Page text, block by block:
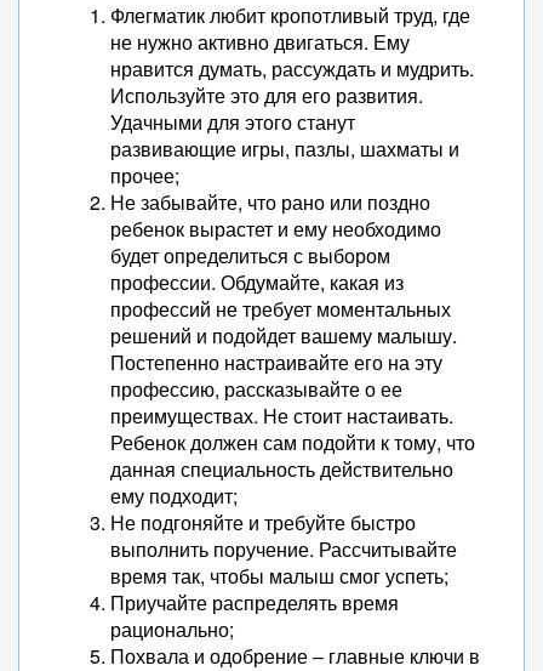
Флегматик любит кропотливый труд, где
не нужно активно двигаться. Ему
нравится думать, рассуждать и мудрить.
Используйте это для его развития.
Удачными для этого станут
развивающие игры, пазлы, шахматы и
прочее;
Не забывайте, что рано или поздно
ребенок вырастет и ему необходимо
будет определиться с выбором
профессии. Обдумайте, какая из
профессий не требует моментальных
решений и подойдет вашему малышу.
Постепенно настраивайте его на эту
профессию, рассказывайте о ее
преимуществах. Не стоит настаивать.
Ребенок должен сам подойти к тому, что
данная специальность действительно
ему подходит;
Не подгоняйте и требуйте быстро
выполнить поручение. Рассчитывайте
время так, чтобы малыш смог успеть;
Приучайте распределять время
рационально;
Похвала и одобрение – главные ключи в